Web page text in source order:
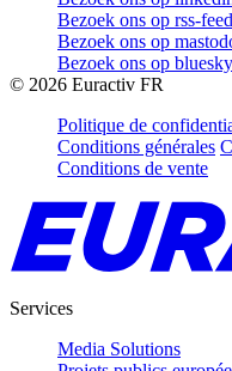
Bezoek ons op rss-feed
Bezoek ons op
Bezoek ons op bluesky
© 2026 Euractiv FR
Politique de
Conditions générales
Conditions de vente
Services
Media Solutions